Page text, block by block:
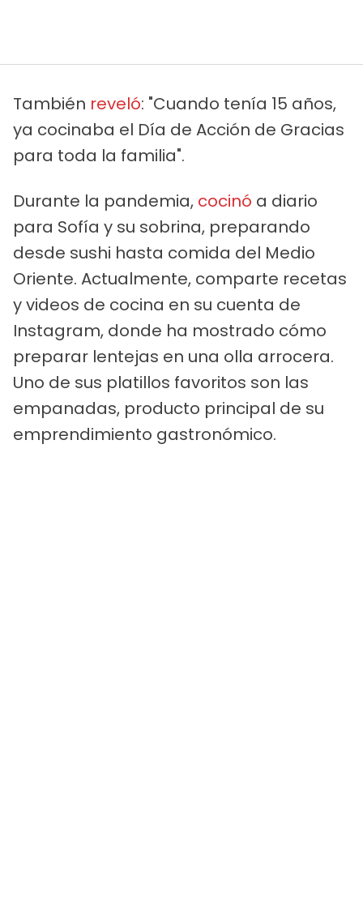
También reveló: "Cuando tenía 15 años,
ya cocinaba el Día de Acción de Gracias
para toda la familia".
Durante la pandemia, cocinó a diario
para Sofía y su sobrina, preparando
desde sushi hasta comida del Medio
Oriente. Actualmente, comparte recetas
y videos de cocina en su cuenta de
Instagram, donde ha mostrado cómo
preparar lentejas en una olla arrocera.
Uno de sus platillos favoritos son las
empanadas, producto principal de su
emprendimiento gastronómico.